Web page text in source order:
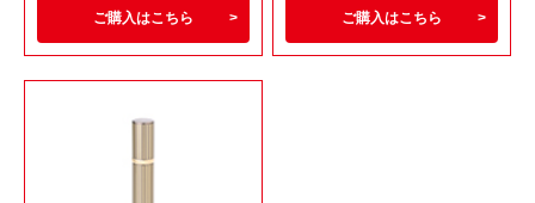
ご購入はこちら ご購入はこちら